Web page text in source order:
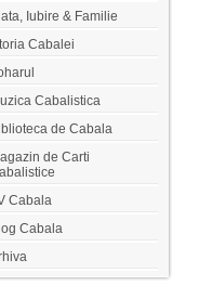
Iubire & Familie
Cabalei
Cabalistica
de Cabala
de Carti
Cabala
Cabala